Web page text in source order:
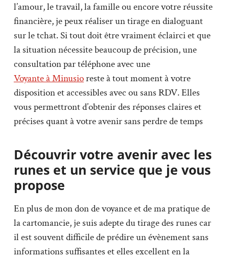
l’amour, le travail, la famille ou encore votre réussite
financière, je peux réaliser un tirage en dialoguant
sur le tchat. Si tout doit être vraiment éclairci et que
la situation nécessite beaucoup de précision, une
consultation par téléphone avec une
Voyante à Minusioreste à tout moment à votre
disposition et accessibles avec ou sans RDV. Elles
vous permettront d’obtenir des réponses claires et
précises quant à votre avenir sans perdre de temps
Découvrir votre avenir avec les
runes et un service que je vous
propose
En plus de mon don de voyance et de ma pratique de
la cartomancie, je suis adepte du tirage des runes car
il est souvent difficile de prédire un évènement sans
informations suffisantes et elles excellent en la